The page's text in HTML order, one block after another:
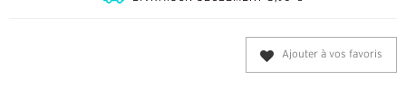
Ajouter à vos favoris